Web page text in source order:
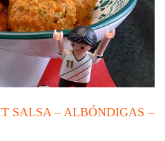
SALSA – ALBÓNDIGAS –